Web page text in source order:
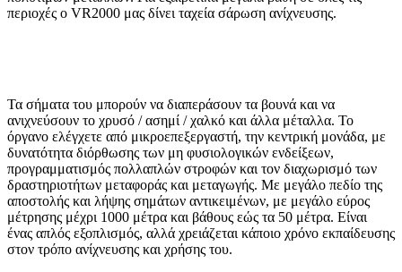
περιοχές ο VR2000 μας δίνει ταχεία σάρωση ανίχνευσης.
Τα σήματα του μπορούν να διαπεράσουν τα βουνά και να
ανιχνεύσουν το χρυσό / ασημί / χαλκό και άλλα μέταλλα. Το
όργανο ελέγχετε από μικροεπεξεργαστή, την κεντρική μονάδα, με
δυνατότητα διόρθωσης των μη φυσιολογικών ενδείξεων,
προγραμματισμός πολλαπλών στροφών και τον διαχωρισμό των
δραστηριοτήτων μεταφοράς και μεταγωγής. Με μεγάλο πεδίο της
αποστολής και λήψης σημάτων αντικειμένων, με μεγάλο εύρος
μέτρησης μέχρι 1000 μέτρα και βάθους εώς τα 50 μέτρα. Είναι
ένας απλός εξοπλισμός, αλλά χρειάζεται κάποιο χρόνο εκπαίδευσης
στον τρόπο ανίχνευσης και χρήσης του.